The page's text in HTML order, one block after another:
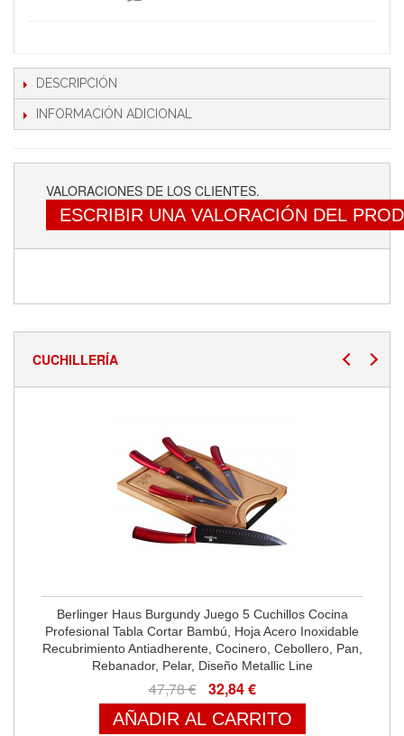
DESCRIPCIÓN
INFORMACIÓN ADICIONAL
VALORACIONES DE LOS CLIENTES.
ESCRIBIR UNA VALORACIÓN DEL
CUCHILLERÍA
Berlinger Haus Burgundy Juego 5 Cuchillos Cocina
Profesional Tabla Cortar Bambú, Hoja Acero Inoxidable
Recubrimiento Antiadherente, Cocinero, Cebollero, Pan,
Rebanador, Pelar, Diseño Metallic Line
47,78 € 32,84 €
AÑADIR AL CARRITO